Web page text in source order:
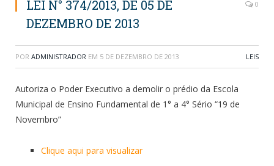
LEI N° 374/2013, DE 05 DE
DEZEMBRO DE 2013
0
POR ADMINISTRADOR EM 5 DE DEZEMBRO DE 2013 LEIS
Autoriza o Poder Executivo a demolir o prédio da Escola
Municipal de Ensino Fundamental de 1° a 4° Sério “19 de
Novembro”
Clique aqui para visualizar